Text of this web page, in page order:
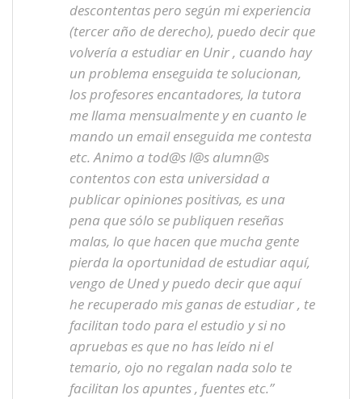
descontentas pero según mi experiencia
(tercer año de derecho), puedo decir que
volvería a estudiar en Unir , cuando hay
un problema enseguida te solucionan,
los profesores encantadores, la tutora
me llama mensualmente y en cuanto le
mando un email enseguida me contesta
etc. Animo a tod@s l@s alumn@s
contentos con esta universidad a
publicar opiniones positivas, es una
pena que sólo se publiquen reseñas
malas, lo que hacen que mucha gente
pierda la oportunidad de estudiar aquí,
vengo de Uned y puedo decir que aquí
he recuperado mis ganas de estudiar , te
facilitan todo para el estudio y si no
apruebas es que no has leído ni el
temario, ojo no regalan nada solo te
facilitan los apuntes , fuentes etc.”